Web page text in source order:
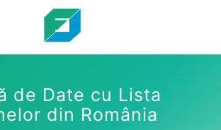
de Date cu Lista
din România